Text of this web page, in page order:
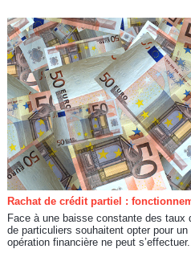
Rachat de crédit partiel :
Face à une baisse constante des taux
de particuliers souhaitent opter pour
opération financière ne peut s’effectuer...